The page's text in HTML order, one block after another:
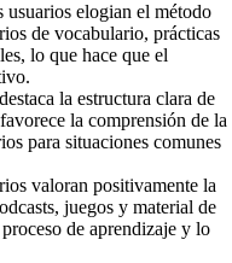
usuarios elogian el método
de vocabulario, prácticas
lo que hace que el
la estructura clara de
la comprensión de la
para situaciones comunes
valoran positivamente la
juegos y material de
de aprendizaje y lo